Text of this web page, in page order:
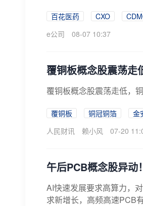
百花医药 CXO
e公司
08-07 10:37
覆铜板概念股震荡走
覆铜板概念股震荡走低，
覆铜板 铜冠铜箔
金
人民财讯
赖小风 07-20
午后PCB概念股异动
AI快速发展要求高算力，
求新增长，高频高速PCB